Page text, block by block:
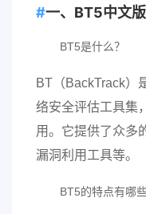
一、BT5中文
BT5是什么？
BT（BackTrack）
络安全评估工具集
用。它提供了众多
漏洞利用工具等。
BT5的特点有哪些